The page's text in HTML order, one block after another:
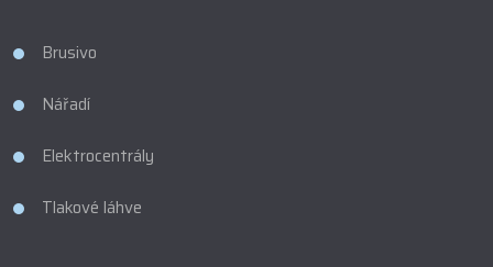
Brusivo
Nářadí
Elektrocentrály
Tlakové láhve